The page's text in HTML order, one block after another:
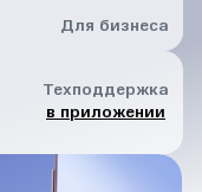
Для бизнеса
Техподдержка
в приложении